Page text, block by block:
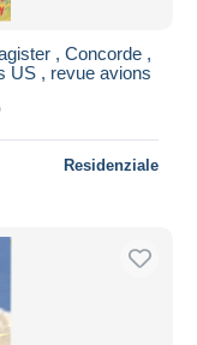
, Concorde ,
US , revue avions
Residenziale